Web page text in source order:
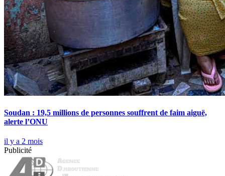
Soudan : 19,5 millions de personnes souffrent de faim aiguë,
alerte l’ONU
il y a 2 mois
Publicité